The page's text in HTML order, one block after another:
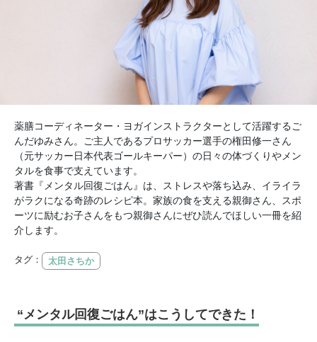
薬膳コーディネーター・ヨガインストラクターとして活躍するご
んだゆみさん。ご主人であるプロサッカー選手の権田修一さん
（元サッカー日本代表ゴールキーパー）の日々の体づくりやメン
タルを食事で支えています。
著書『メンタル回復ごはん』は、ストレスや落ち込み、イライラ
がラクになる奇跡のレシピ本。家族の食を支える親御さん、スポ
ーツに励むお子さんをもつ親御さんにぜひ読んでほしい一冊を紹
介します。
タグ： 太田さちか
“メンタル回復ごはん”はこうしてできた！